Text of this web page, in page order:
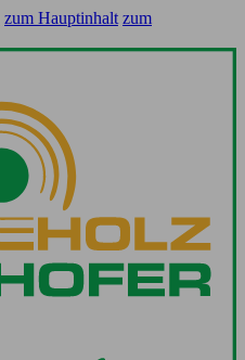
zum Hauptinhalt zum